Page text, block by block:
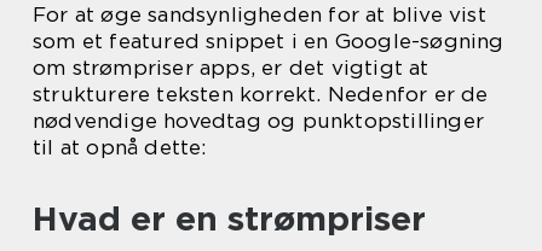
For at øge sandsynligheden for at blive vist
som et featured snippet i en Google-søgning
om strømpriser apps, er det vigtigt at
strukturere teksten korrekt. Nedenfor er de
nødvendige hovedtag og punktopstillinger
til at opnå dette:
Hvad er en strømpriser